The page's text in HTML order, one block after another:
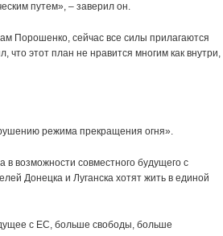
путем», – заверил он.
Порошенко, сейчас все силы прилагаются
этот план не нравится многим как внутри,
режима прекращения огня».
в возможности совместного будущего с
Донецка и Луганска хотят жить в единой
с ЕС, больше свободы, больше